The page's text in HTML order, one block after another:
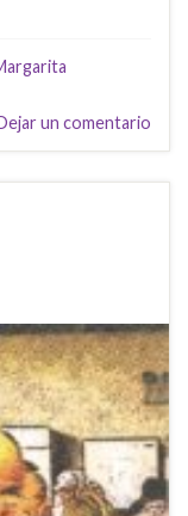
un comentario